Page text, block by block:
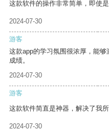
这款软件的操作非常简单，即使
2024-07-30
游客
这款app的学习氛围很浓厚，能
成绩。
2024-07-30
游客
这款软件简直是神器，解决了我所
2024-07-30